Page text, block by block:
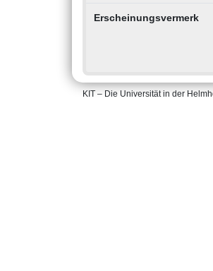
Erscheinungsvermerk
KIT – Die Universität in der